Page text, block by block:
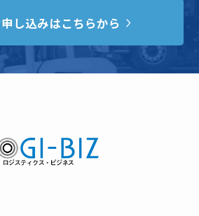
し込みはこちらから